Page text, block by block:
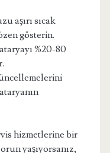
aşırı sıcak
gösterin.
%20-80
hizmetlerine bir
yaşıyorsanız,